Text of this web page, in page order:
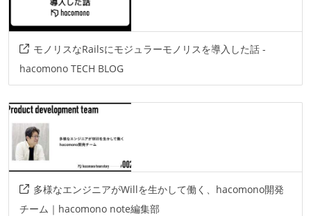
モノリスなRailsにモジュラーモノリスを導入した話 -
hacomono TECH BLOG
多様なエンジニアがWillを生かして働く、hacomono開発
チーム｜hacomono note編集部